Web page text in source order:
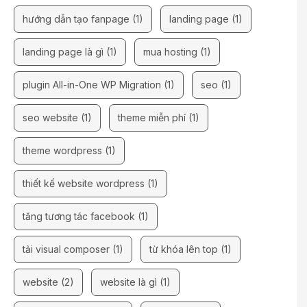
hướng dẫn tạo fanpage (1) landing page (1)
landing page là gì (1) mua hosting (1)
plugin All-in-One WP Migration (1) seo (1)
seo website (1) theme miễn phí (1)
theme wordpress (1)
thiết kế website wordpress (1)
tăng tương tác facebook (1)
tải visual composer (1) từ khóa lên top (1)
website (2) website là gì (1)